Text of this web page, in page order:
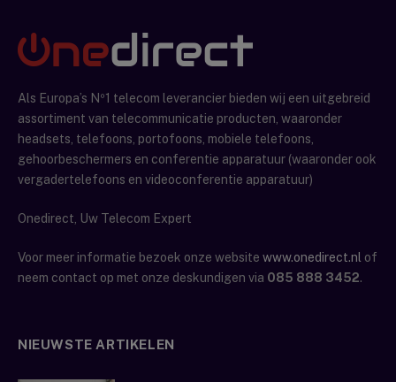
Als Europa’s Nº1 telecom leverancier bieden wij een uitgebreid
assortiment van telecommunicatie producten, waaronder
headsets, telefoons, portofoons, mobiele telefoons,
gehoorbeschermers en conferentie apparatuur (waaronder ook
vergadertelefoons en videoconferentie apparatuur)
Onedirect, Uw Telecom Expert
Voor meer informatie bezoek onze website www.onedirect.nl of
neem contact op met onze deskundigen via 085 888 3452.
NIEUWSTE ARTIKELEN